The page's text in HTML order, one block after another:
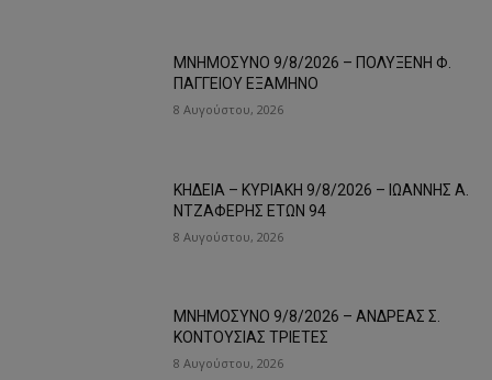
ΜΝΗΜΟΣΥΝΟ 9/8/2026 – ΠΟΛΥΞΕΝΗ Φ.
ΠΑΓΓΕΙΟΥ ΕΞΑΜΗΝΟ
8 Αυγούστου, 2026
ΚΗΔΕΙΑ – ΚΥΡΙΑΚΗ 9/8/2026 – ΙΩΑΝΝΗΣ Α.
ΝΤΖΑΦΕΡΗΣ ΕΤΩΝ 94
8 Αυγούστου, 2026
ΜΝΗΜΟΣΥΝΟ 9/8/2026 – ΑΝΔΡΕΑΣ Σ.
ΚΟΝΤΟΥΣΙΑΣ ΤΡΙΕΤΕΣ
8 Αυγούστου, 2026